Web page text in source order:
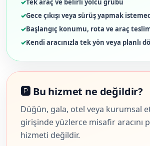
Tek araç ve belirli yolcu grubu
Gece çıkışı veya sürüş yapmak
Başlangıç konumu, rota ve araç
Kendi aracınızla tek yön veya planlı
🅿️ Bu hizmet ne değildir?
Düğün, gala, otel veya kurumsal
girişinde yüzlerce misafir aracını
hizmeti değildir.